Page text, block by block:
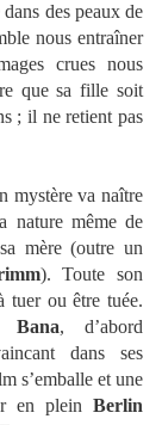
des peaux de
nous entraîner
crues nous
que sa fille soit
; il ne retient pas
mystère va naître
nature même de
mère (outre un
). Toute son
tuer ou être tuée.
Bana, d’abord
dans ses
s’emballe et une
en plein Berlin